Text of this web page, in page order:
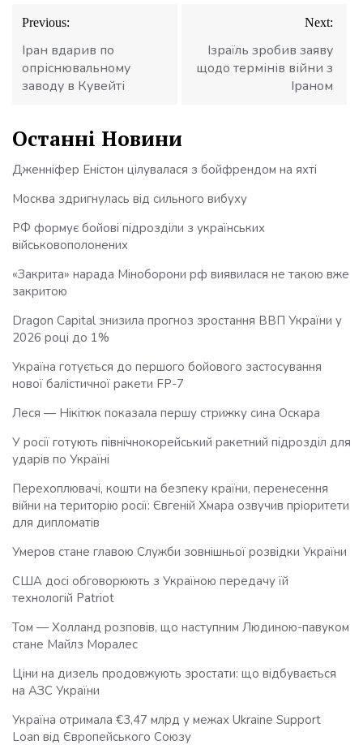
Навігація
записів
Previous:
Іран вдарив по
опріснювальному
заводу в Кувейті
Next:
Ізраїль зробив заяву
щодо термінів війни з
Іраном
Останні Новини
Дженніфер Еністон цілувалася з бойфрендом на яхті
Москва здригнулась від сильного вибуху
РФ формує бойові підрозділи з українських
військовополонених
«Закрита» нарада Міноборони рф виявилася не такою вже
закритою
Dragon Capital знизила прогноз зростання ВВП України у
2026 році до 1%
Україна готується до першого бойового застосування
нової балістичної ракети FP-7
Леся — Нікітюк показала першу стрижку сина Оскара
У росії готують північнокорейський ракетний підрозділ для
ударів по Україні
Перехоплювачі, кошти на безпеку країни, перенесення
війни на територію росії: Євгеній Хмара озвучив пріоритети
для дипломатів
Умеров стане главою Служби зовнішньої розвідки України
США досі обговорюють з Україною передачу їй
технологій Patriot
Том — Холланд розповів, що наступним Людиною-павуком
стане Майлз Моралес
Ціни на дизель продовжують зростати: що відбувається
на АЗС України
Україна отримала €3,47 млрд у межах Ukraine Support
Loan від Європейського Союзу